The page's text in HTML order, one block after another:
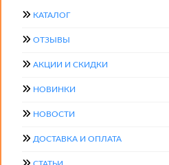
КАТАЛОГ
ОТЗЫВЫ
АКЦИИ И СКИДКИ
НОВИНКИ
НОВОСТИ
ДОСТАВКА И ОПЛАТА